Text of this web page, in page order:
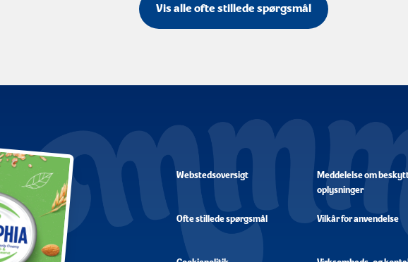
Vis alle ofte stillede spørgsmål
Webstedsoversigt
Ofte stillede spørgsmål
Meddelelse om
oplysninger
Vilkår for anvendelse